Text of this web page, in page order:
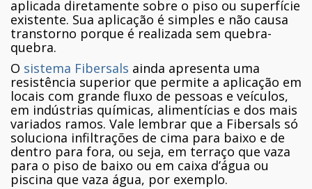
aplicada diretamente sobre o piso ou superfície
existente. Sua aplicação é simples e não causa
transtorno porque é realizada sem quebra-
quebra.
O sistema Fibersals ainda apresenta uma
resistência superior que permite a aplicação em
locais com grande fluxo de pessoas e veículos,
em indústrias químicas, alimentícias e dos mais
variados ramos. Vale lembrar que a Fibersals só
soluciona infiltrações de cima para baixo e de
dentro para fora, ou seja, em terraço que vaza
para o piso de baixo ou em caixa d’água ou
piscina que vaza água, por exemplo.